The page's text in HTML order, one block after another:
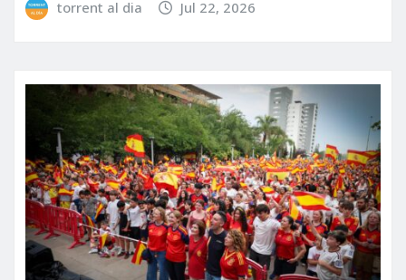
torrent al dia Jul 22, 2026